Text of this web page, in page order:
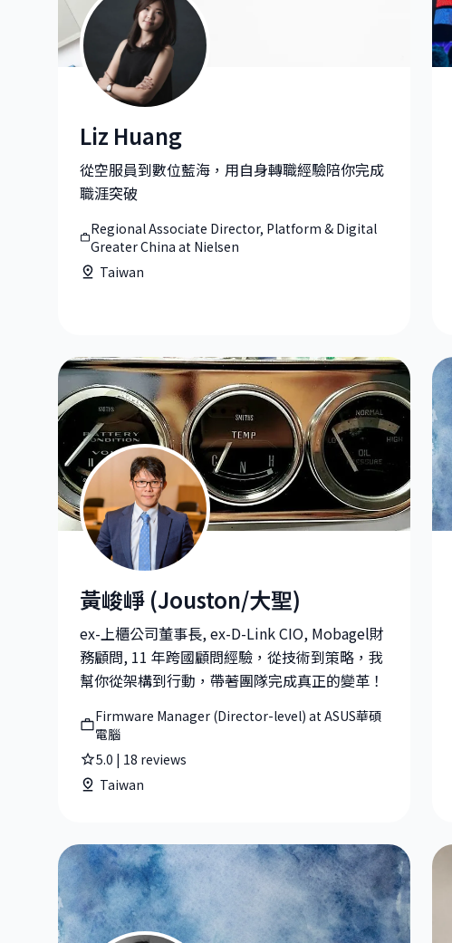
Liz Huang|Regional Associate Director, Platform &
Liz Huang
從空服員到數位藍海，用自身轉職經驗陪你完成
職涯突破
Regional Associate Director, Platform & Digital
Greater China at Nielsen
Taiwan
黃峻崢 (Jouston/大聖)|Firmware Manager (Director-
黃峻崢 (Jouston/大聖)
ex-上櫃公司董事長, ex-D-Link CIO, Mobagel財
務顧問, 11 年跨國顧問經驗，從技術到策略，我
幫你從架構到行動，帶著團隊完成真正的變革！
Firmware Manager (Director-level) at ASUS華碩
電腦
5.0 | 18 reviews
Taiwan